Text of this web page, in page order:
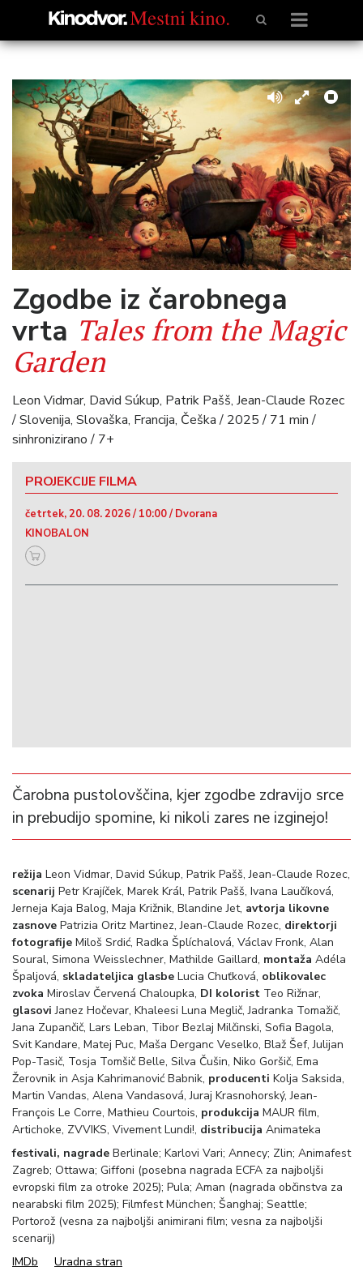
Zgodbe iz čarobnega
vrta Tales from the Magic
Garden
Leon Vidmar, David Súkup, Patrik Pašš, Jean-Claude Rozec
/ Slovenija, Slovaška, Francija, Češka / 2025 / 71 min /
sinhronizirano / 7+
PROJEKCIJE FILMA
četrtek, 20. 08. 2026 / 10:00 / Dvorana
KINOBALON
Čarobna pustolovščina, kjer zgodbe zdravijo srce
in prebudijo spomine, ki nikoli zares ne izginejo!
režija Leon Vidmar, David Súkup, Patrik Pašš, Jean-Claude Rozec,
scenarij Petr Krajíček, Marek Král, Patrik Pašš, Ivana Laučíková,
Jerneja Kaja Balog, Maja Križnik, Blandine Jet, avtorja likovne
zasnove Patrizia Oritz Martinez, Jean-Claude Rozec, direktorji
fotografije Miloš Srdić, Radka Šplíchalová, Václav Fronk, Alan
Soural, Simona Weisslechner, Mathilde Gaillard, montaža Adéla
Špaljová, skladateljica glasbe Lucia Chuťková, oblikovalec
zvoka Miroslav Červená Chaloupka, DI kolorist Teo Rižnar,
glasovi Janez Hočevar, Khaleesi Luna Meglič, Jadranka Tomažič,
Jana Zupančič, Lars Leban, Tibor Bezlaj Milčinski, Sofia Bagola,
Svit Kandare, Matej Puc, Maša Derganc Veselko, Blaž Šef, Julijan
Pop-Tasič, Tosja Tomšič Belle, Silva Čušin, Niko Goršič, Ema
Žerovnik in Asja Kahrimanović Babnik, producenti Kolja Saksida,
Martin Vandas, Alena Vandasová, Juraj Krasnohorský, Jean-
François Le Corre, Mathieu Courtois, produkcija MAUR film,
Artichoke, ZVVIKS, Vivement Lundi!, distribucija Animateka
festivali, nagrade Berlinale; Karlovi Vari; Annecy; Zlin; Animafest
Zagreb; Ottawa; Giffoni (posebna nagrada ECFA za najboljši
evropski film za otroke 2025); Pula; Aman (nagrada občinstva za
nearabski film 2025); Filmfest München; Šanghaj; Seattle;
Portorož (vesna za najboljši animirani film; vesna za najboljši
scenarij)
IMDb
Uradna stran